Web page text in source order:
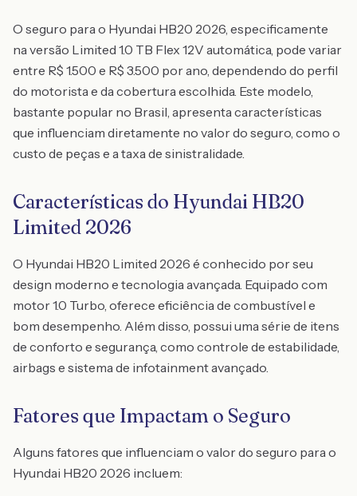
O seguro para o Hyundai HB20 2026, especificamente
na versão Limited 1.0 TB Flex 12V automática, pode variar
entre R$ 1.500 e R$ 3.500 por ano, dependendo do perfil
do motorista e da cobertura escolhida. Este modelo,
bastante popular no Brasil, apresenta características
que influenciam diretamente no valor do seguro, como o
custo de peças e a taxa de sinistralidade.
Características do Hyundai HB20
Limited 2026
O Hyundai HB20 Limited 2026 é conhecido por seu
design moderno e tecnologia avançada. Equipado com
motor 1.0 Turbo, oferece eficiência de combustível e
bom desempenho. Além disso, possui uma série de itens
de conforto e segurança, como controle de estabilidade,
airbags e sistema de infotainment avançado.
Fatores que Impactam o Seguro
Alguns fatores que influenciam o valor do seguro para o
Hyundai HB20 2026 incluem: